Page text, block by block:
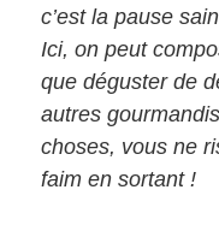
c’est la pause
Ici, on peut
que déguster de
autres
choses, vous ne
faim en sortant !